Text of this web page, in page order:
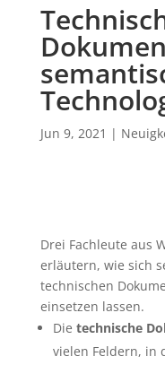
Jun 9, 2021 |
Drei Fachleute aus
erläutern, wie sich
technischen
einsetzen lassen.
Die technische
vielen Feldern, in